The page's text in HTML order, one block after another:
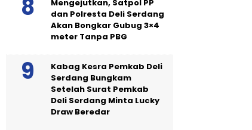
Mengejutkan, Satpol PP
dan Polresta Deli Serdang
Akan Bongkar Gubug 3×4
meter Tanpa PBG
Kabag Kesra Pemkab Deli
Serdang Bungkam
Setelah Surat Pemkab
Deli Serdang Minta Lucky
Draw Beredar